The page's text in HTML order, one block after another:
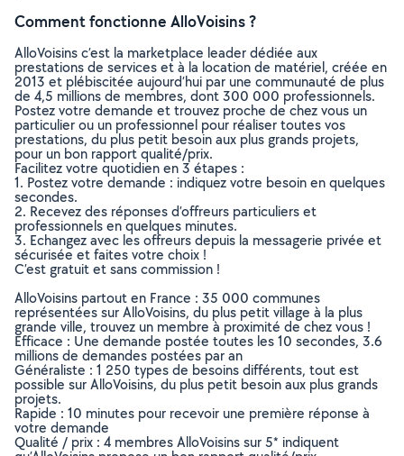
Comment fonctionne AlloVoisins ?
AlloVoisins c’est la marketplace leader dédiée aux
prestations de services et à la location de matériel, créée en
2013 et plébiscitée aujourd’hui par une communauté de plus
de 4,5 millions de membres, dont 300 000 professionnels.
Postez votre demande et trouvez proche de chez vous un
particulier ou un professionnel pour réaliser toutes vos
prestations, du plus petit besoin aux plus grands projets,
pour un bon rapport qualité/prix.
Facilitez votre quotidien en 3 étapes :
1. Postez votre demande : indiquez votre besoin en quelques
secondes.
2. Recevez des réponses d’offreurs particuliers et
professionnels en quelques minutes.
3. Echangez avec les offreurs depuis la messagerie privée et
sécurisée et faites votre choix !
C’est gratuit et sans commission !
AlloVoisins partout en France : 35 000 communes
représentées sur AlloVoisins, du plus petit village à la plus
grande ville, trouvez un membre à proximité de chez vous !
Efficace : Une demande postée toutes les 10 secondes, 3.6
millions de demandes postées par an
Généraliste : 1 250 types de besoins différents, tout est
possible sur AlloVoisins, du plus petit besoin aux plus grands
projets.
Rapide : 10 minutes pour recevoir une première réponse à
votre demande
Qualité / prix : 4 membres AlloVoisins sur 5* indiquent